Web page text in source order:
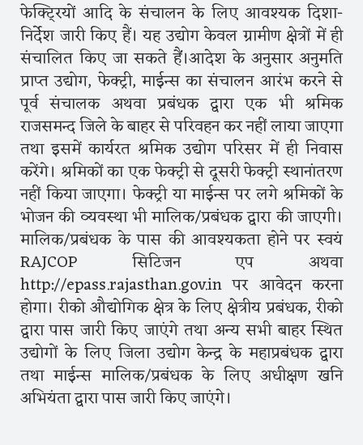
फेक्टि्रयों आदि के संचालन के लिए आवश्यक दिशा-
निर्देश जारी किए हैं। यह उद्योग केवल ग्रामीण क्षेत्रों में ही
संचालित किए जा सकते हैंं।आदेश के अनुसार अनुमति
प्राप्त उद्योग, फेक्ट्री, माईन्स का संचालन आरंभ करने से
पूर्व संचालक अथवा प्रबंधक द्वारा एक भी श्रमिक
राजसमन्द जिले के बाहर से परिवहन कर नहीं लाया जाएगा
तथा इसमें कार्यरत श्रमिक उद्योग परिसर में ही निवास
करेंगे। श्रमिकों का एक फेक्ट्री से दूसरी फेक्ट्री स्थानांतरण
नहीं किया जाएगा। फेक्ट्री या माईन्स पर लगे श्रमिकों के
भोजन की व्यवस्था भी मालिक/प्रबंधक द्वारा की जाएगी।
मालिक/प्रबंधक के पास की आवश्यकता होने पर स्वयं
RAJCOP सिटिजन एप अथवा
http://epass.rajasthan.gov.in पर आवेदन करना
होगा। रीको औद्योगिक क्षेत्र के लिए क्षेत्रीय प्रबंधक, रीको
द्वारा पास जारी किए जाएंगे तथा अन्य सभी बाहर स्थित
उद्योगों के लिए जिला उद्योग केन्द्र के महाप्रबंधक द्वारा
तथा माईन्स मालिक/प्रबंधक के लिए अधीक्षण खनि
अभियंता द्वारा पास जारी किए जाएंगे।